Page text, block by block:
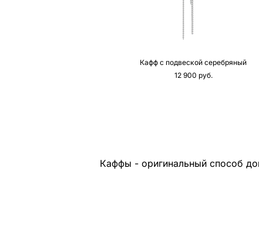
Кафф с подвеской серебряный
12 900 pуб.
Каффы - оригинальный способ